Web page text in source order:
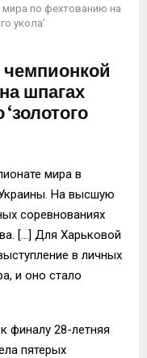
по фехтованию на
укола’
шпагах
мира в
На высшую
соревнованиях
[…] Для Харьковой
в личных
и оно стало
финалу 28-летняя
пятерых